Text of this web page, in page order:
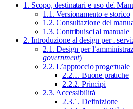
1. Scopo, destinatari e uso del
1.1. Versionamento e storico
1.2. Consultazione del
1.3. Contribuisci al manuale
2. Introduzione al design per i
2.1. Design per
government)
2.2. L’approccio progettuale
2.2.1. Buone pratiche
2.2.2. Principi
2.3. Accessibilità
2.3.1. Definizione